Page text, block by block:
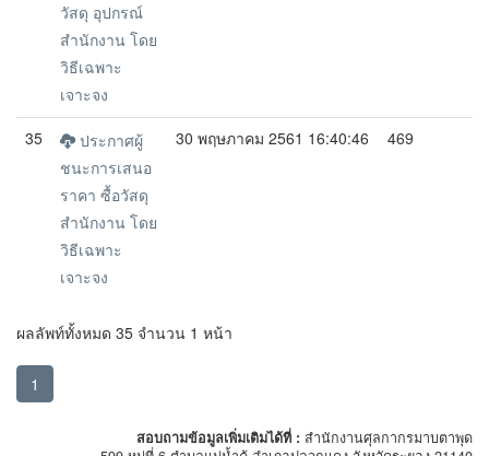
วัสดุ อุปกรณ์
สำนักงาน โดย
วิธีเฉพาะ
เจาะจง
35
ประกาศผู้
ชนะการเสนอ
ราคา ซื้อวัสดุ
สำนักงาน โดย
วิธีเฉพาะ
เจาะจง
30 พฤษภาคม 2561 16:40:46 469
ผลลัพท์ทั้งหมด 35 จำนวน 1 หน้า
1
สอบถามข้อมูลเพิ่มเติมได้ที่ : สำนักงานศุลกากรมาบตาพุด